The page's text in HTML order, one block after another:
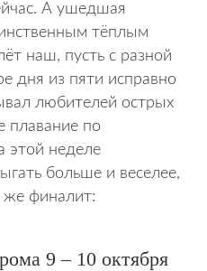
А ушедшая
тёплым
наш, пусть с разной
дня из пяти исправно
любителей острых
плавание по
этой неделе
больше и веселее,
же финалит:
9 – 10 октября